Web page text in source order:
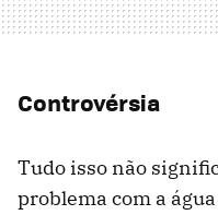
Controvérsia
Tudo isso não
problema com a